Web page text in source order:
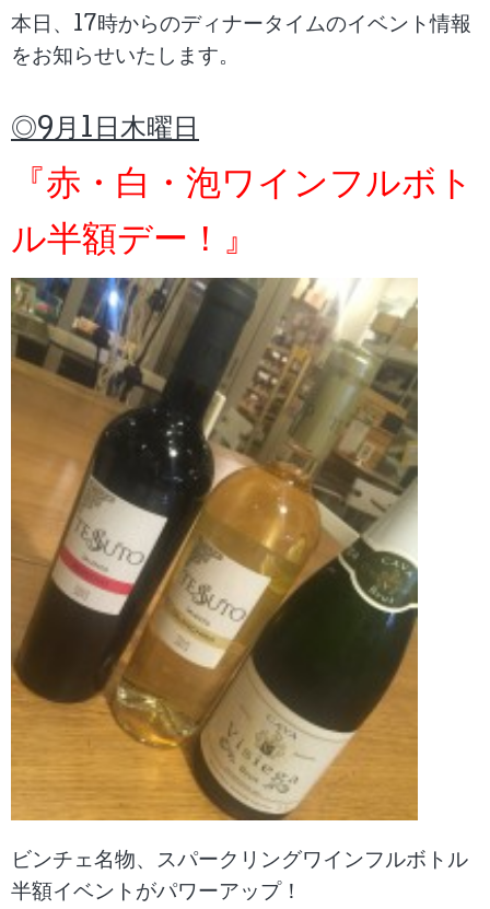
本日、17時からのディナータイムのイベント情報
をお知らせいたします。
◎9月1日木曜日
『赤・白・泡ワインフルボト
ル半額デー！』
ビンチェ名物、スパークリングワインフルボトル
半額イベントがパワーアップ！